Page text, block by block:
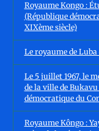
Royaume Kongo :
(République
XIXème siècle)
Le royaume de
Le 5 juillet 1967, le
de la ville de
démocratique du
Royaume Kôngo :